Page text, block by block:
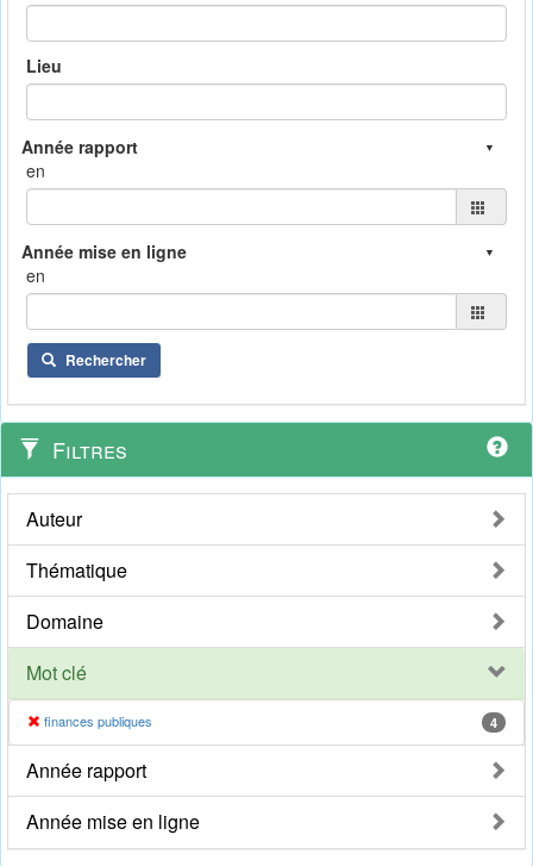
Lieu
en
en
Rechercher
Filtres
Auteur
Thématique
Domaine
Mot clé
finances publiques 4
Année rapport
Année mise en ligne